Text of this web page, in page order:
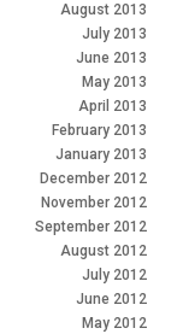
August 2013
July 2013
June 2013
May 2013
April 2013
February 2013
January 2013
December 2012
November 2012
September 2012
August 2012
July 2012
June 2012
May 2012